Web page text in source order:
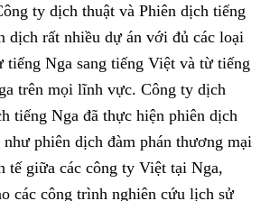
ty dịch thuật và Phiên dịch tiếng
dịch rất nhiều dự án với đủ các loại
tiếng Nga sang tiếng Việt và từ tiếng
trên mọi lĩnh vực. Công ty dịch
tiếng Nga đã thực hiện phiên dịch
phiên dịch đàm phán thương mại
tế giữa các công ty Việt tại Nga,
các công trình nghiên cứu lịch sử